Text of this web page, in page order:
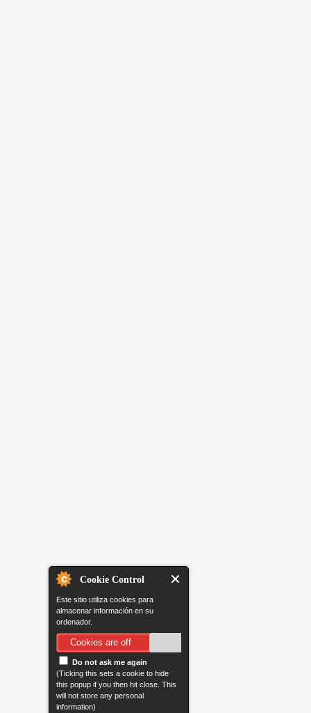
Cookie Control
Este sitio utiliza cookies para
almacenar información en su
ordenador.
Cookies are off
Do not ask me again
(Ticking this sets a cookie to hide
this popup if you then hit close. This
will not store any personal
information)